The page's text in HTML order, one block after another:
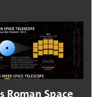
Roman Space